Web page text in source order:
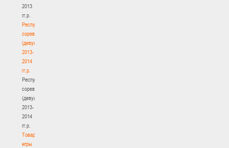
2013
гг.р.
Республиканские
соревнования
(девушки)
2013-
2014
гг.р.
Республиканские
соревнования
(девушки)
2013-
2014
гг.р.
Товарищеские
игры